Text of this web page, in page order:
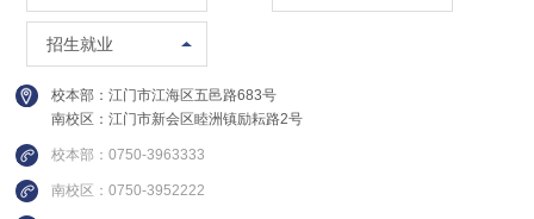
现任领导
组织架构
联系方式
视频集锦
党委统战部
南校区管委会办公室
人事处（教师发展中心）
教务处
质量与评建办公室
数据中心
管理学院
招生就业
招生办公室
继续教育学院
创新精英班
校本部：江门市江海区五邑路683号
南校区：江门市新会区睦洲镇励耘路2号
校本部：0750-3963333
南校区：0750-3952222